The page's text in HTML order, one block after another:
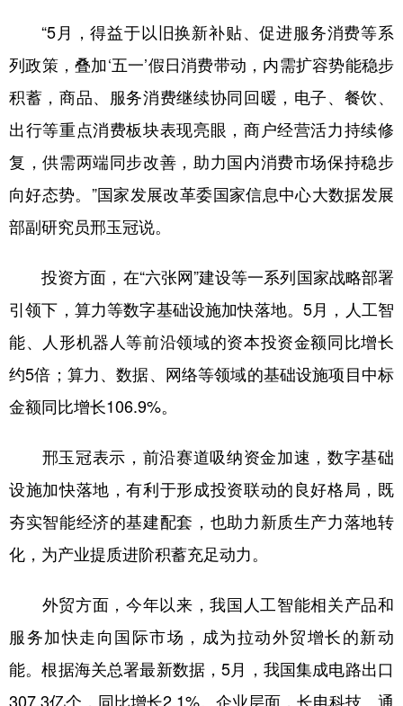
Deutsch Português
“5月，得益于以旧换新补贴、促进服务消费等系
列政策，叠加‘五一’假日消费带动，内需扩容势能稳步
积蓄，商品、服务消费继续协同回暖，电子、餐饮、
出行等重点消费板块表现亮眼，商户经营活力持续修
复，供需两端同步改善，助力国内消费市场保持稳步
向好态势。”国家发展改革委国家信息中心大数据发展
部副研究员邢玉冠说。
投资方面，在“六张网”建设等一系列国家战略部署
引领下，算力等数字基础设施加快落地。5月，人工智
能、人形机器人等前沿领域的资本投资金额同比增长
约5倍；算力、数据、网络等领域的基础设施项目中标
金额同比增长106.9%。
邢玉冠表示，前沿赛道吸纳资金加速，数字基础
设施加快落地，有利于形成投资联动的良好格局，既
夯实智能经济的基建配套，也助力新质生产力落地转
化，为产业提质进阶积蓄充足动力。
外贸方面，今年以来，我国人工智能相关产品和
服务加快走向国际市场，成为拉动外贸增长的新动
能。根据海关总署最新数据，5月，我国集成电路出口
307.3亿个，同比增长2.1%。企业层面，长电科技、通